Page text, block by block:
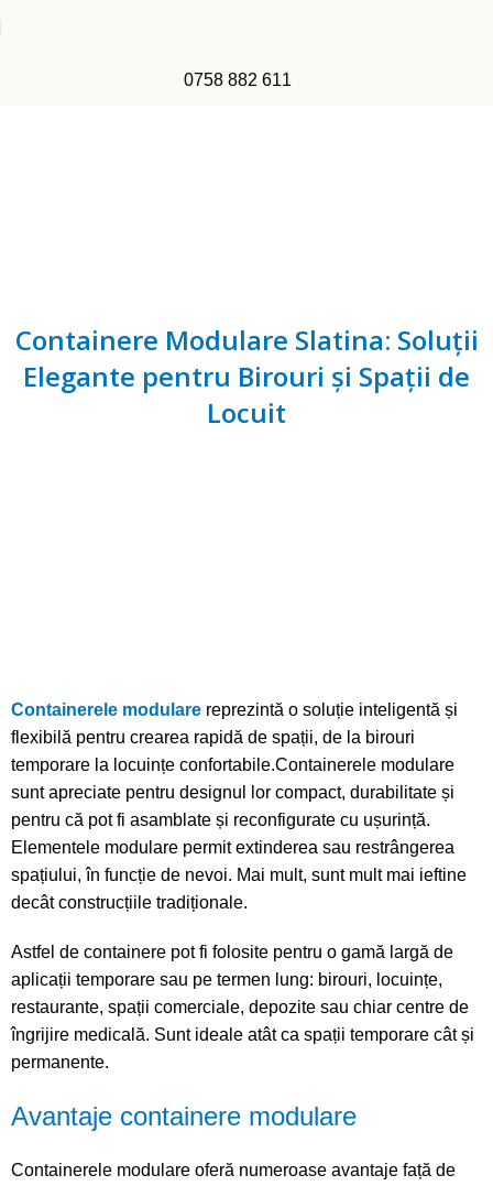
0758 882 611
Containere Modulare Slatina: Soluții
Elegante pentru Birouri și Spații de
Locuit
Containerele modulare reprezintă o soluție inteligentă și
flexibilă pentru crearea rapidă de spații, de la birouri
temporare la locuințe confortabile.Containerele modulare
sunt apreciate pentru designul lor compact, durabilitate și
pentru că pot fi asamblate și reconfigurate cu ușurință.
Elementele modulare permit extinderea sau restrângerea
spațiului, în funcție de nevoi. Mai mult, sunt mult mai ieftine
decât construcțiile tradiționale.
Astfel de containere pot fi folosite pentru o gamă largă de
aplicații temporare sau pe termen lung: birouri, locuințe,
restaurante, spații comerciale, depozite sau chiar centre de
îngrijire medicală. Sunt ideale atât ca spații temporare cât și
permanente.
Avantaje containere modulare
Containerele modulare oferă numeroase avantaje față de